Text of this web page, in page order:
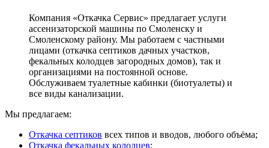
Компания «Откачка Сервис» предлагает услуги
ассенизаторской машины по Смоленску и
Смоленскому району. Мы работаем с частными
лицами (откачка септиков дачных участков,
фекальных колодцев загородных домов), так и
организациями на постоянной основе.
Обслуживаем туалетные кабинки (биотуалеты) и
все виды канализации.
Мы предлагаем:
Откачка септиков всех типов и вводов, любого объёма;
Откачка фекальных колодцев;